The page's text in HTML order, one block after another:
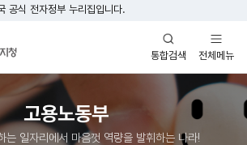
공식 전자정부 누리집입니다.
통합검색
열기
전체메뉴
열기
고용노동부
는 일자리에서 마음껏 역량을 발휘하는 나라!